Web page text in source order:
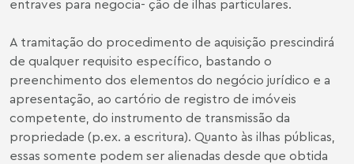
entraves para negocia- ção de ilhas particulares.
A tramitação do procedimento de aquisição prescindirá
de qualquer requisito específico, bastando o
preenchimento dos elementos do negócio jurídico e a
apresentação, ao cartório de registro de imóveis
competente, do instrumento de transmissão da
propriedade (p.ex. a escritura). Quanto às ilhas públicas,
essas somente podem ser alienadas desde que obtida